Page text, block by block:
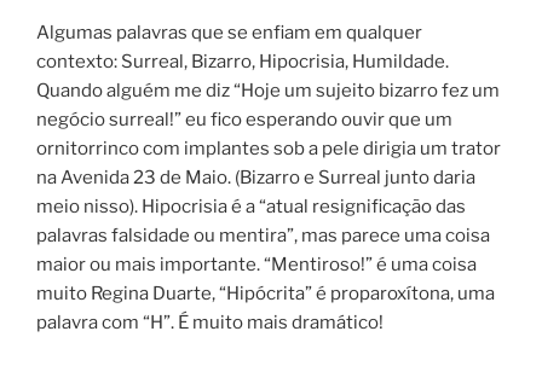
Algumas palavras que se enfiam em qualquer
contexto: Surreal, Bizarro, Hipocrisia, Humildade.
Quando alguém me diz “Hoje um sujeito bizarro fez um
negócio surreal!” eu fico esperando ouvir que um
ornitorrinco com implantes sob a pele dirigia um trator
na Avenida 23 de Maio. (Bizarro e Surreal junto daria
meio nisso). Hipocrisia é a “atual resignificação das
palavras falsidade ou mentira”, mas parece uma coisa
maior ou mais importante. “Mentiroso!” é uma coisa
muito Regina Duarte, “Hipócrita” é proparoxítona, uma
palavra com “H”. É muito mais dramático!